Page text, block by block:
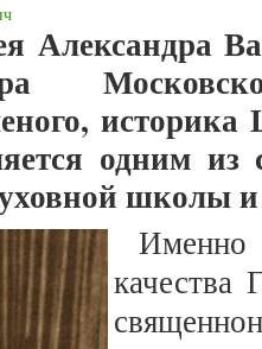
Александра
одним
школы
качества